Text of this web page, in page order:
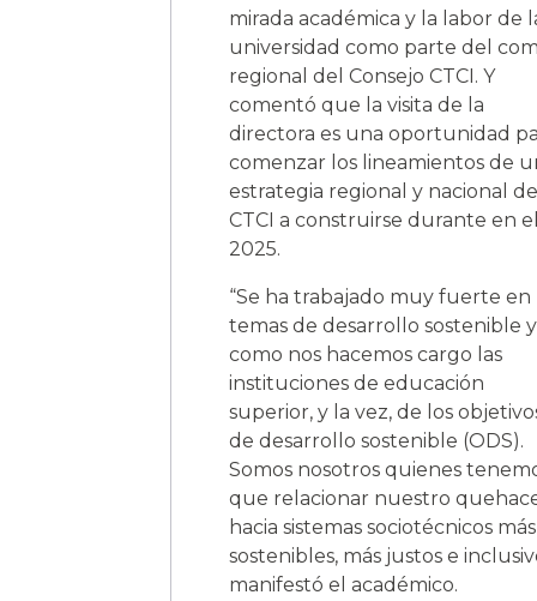
mirada académica y la labor de
universidad como parte del
regional del Consejo CTCI. Y
comentó que la visita de la
directora es una oportunidad
comenzar los lineamientos de
estrategia regional y nacional
CTCI a construirse durante en
2025.
“Se ha trabajado muy fuerte en
temas de desarrollo sostenible y
como nos hacemos cargo las
instituciones de educación
superior, y la vez, de los
de desarrollo sostenible (ODS).
Somos nosotros quienes
que relacionar nuestro
hacia sistemas sociotécnicos más
sostenibles, más justos e
manifestó el académico.